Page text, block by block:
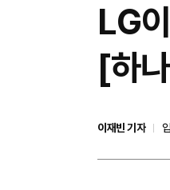
LG
[하
이재빈 기자